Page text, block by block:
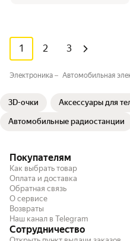
1 2 3
Электроника Автомобильная
3D-очки Аксессуары для
Автомобильные радиостанции
Покупателям
Как выбрать товар
Оплата и доставка
Обратная связь
О сервисе
Возвраты
Наш канал в Telegram
Сотрудничество